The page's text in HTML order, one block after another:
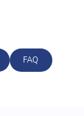
FAQ